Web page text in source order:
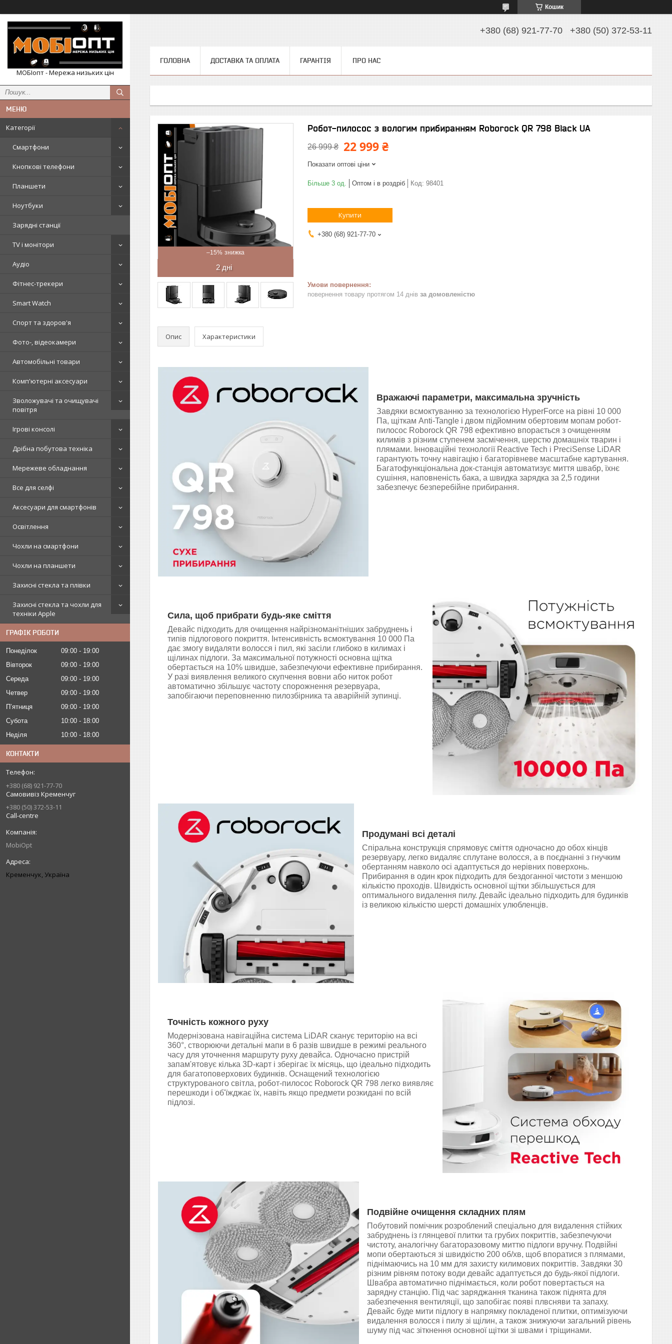
Кошик
МОБІопт - Мережа низьких цін
Категорії
Смартфони
Кнопкові телефони
Планшети
Ноутбуки
Зарядні станції
TV і монітори
Аудіо
Фітнес-трекери
Smart Watch
Спорт та здоров'я
Фото-, відеокамери
Автомобільні товари
Комп'ютерні аксесуари
Зволожувачі та очищувачі
повітря
Ігрові консолі
Дрібна побутова техніка
Мережеве обладнання
Все для селфі
Аксесуари для смартфонів
Освітлення
Чохли на смартфони
Чохли на планшети
Захисні стекла та плівки
Захисні стекла та чохли для
техніки Apple
ГРАФІК РОБОТИ
Понеділок 09:00
19:00
Вівторок
09:00
19:00
Середа
09:00
19:00
Четвер
09:00
19:00
Пʼятниця
09:00
19:00
Субота
10:00
18:00
Неділя
10:00 18:00
КОНТАКТИ
+380 (68) 921-77-70
Самовивіз Кременчуг
+380 (50) 372-53-11
Call-centre
MobiOpt
Кременчук, Україна
+380 (68) 921-77-70 +380 (50) 372-53-11
ГОЛОВНА ДОСТАВКА ТА ОПЛАТА ГАРАНТІЯ ПРО НАС
–15%
2 дні
Робот-пилосос з вологим прибиранням Roborock QR 798 Black UA
26 999 ₴ 22 999 ₴
Показати оптові ціни
Більше 3 од. Оптом і в роздріб Код: 98401
Купити
+380 (68) 921-77-70
повернення товару протягом 14 днів за домовленістю
Опис Характеристики
Вражаючі параметри, максимальна зручність
Завдяки всмоктуванню за технологією HyperForce на рівні 10 000
Па, щіткам Anti-Tangle і двом підйомним обертовим мопам робот-
пилосос Roborock QR 798 ефективно впорається з очищенням
килимів з різним ступенем засмічення, шерстю домашніх тварин і
плямами. Інноваційні технології Reactive Tech і PreciSense LiDAR
гарантують точну навігацію і багаторівневе масштабне картування.
Багатофункціональна док-станція автоматизує миття швабр, їхнє
сушіння, наповненість бака, а швидка зарядка за 2,5 години
забезпечує безперебійне прибирання.
Сила, щоб прибрати будь-яке сміття
Девайс підходить для очищення найрізноманітніших забруднень і
типів підлогового покриття. Інтенсивність всмоктування 10 000 Па
дає змогу видаляти волосся і пил, які засіли глибоко в килимах і
щілинах підлоги. За максимальної потужності основна щітка
обертається на 10% швидше, забезпечуючи ефективне прибирання.
У разі виявлення великого скупчення вовни або ниток робот
автоматично збільшує частоту спорожнення резервуара,
запобігаючи переповненню пилозбірника та аварійній зупинці.
Продумані всі деталі
Спіральна конструкція спрямовує сміття одночасно до обох кінців
резервуару, легко видаляє сплутане волосся, а в поєднанні з гнучким
обертанням навколо осі адаптується до нерівних поверхонь.
Прибирання в один крок підходить для бездоганної чистоти з меншою
кількістю проходів. Швидкість основної щітки збільшується для
оптимального видалення пилу. Девайс ідеально підходить для будинків
із великою кількістю шерсті домашніх улюбленців.
Точність кожного руху
Модернізована навігаційна система LiDAR сканує територію на всі
360°, створюючи детальні мапи в 6 разів швидше в режимі реального
часу для уточнення маршруту руху девайса. Одночасно пристрій
запам'ятовує кілька 3D-карт і зберігає їх місяць, що ідеально підходить
для багатоповерхових будинків. Оснащений технологією
структурованого світла, робот-пилосос Roborock QR 798 легко виявляє
перешкоди і об'їжджає їх, навіть якщо предмети розкидані по всій
підлозі.
Подвійне очищення складних плям
Побутовий помічник розроблений спеціально для видалення стійких
забруднень із глянцевої плитки та грубих покриттів, забезпечуючи
чистоту, аналогічну багаторазовому миттю підлоги вручну. Подвійні
мопи обертаються зі швидкістю 200 об/хв, щоб впоратися з плямами,
піднімаючись на 10 мм для захисту килимових покриттів. Завдяки 30
різним рівням потоку води девайс адаптується до будь-якої підлоги.
Швабра автоматично піднімається, коли робот повертається на
зарядну станцію. Під час заряджання тканина також піднята для
забезпечення вентиляції, що запобігає появі плвсняви та запаху.
Девайс буде мити підлогу в напрямку покладеної плитки, оптимізуючи
видалення волосся і пилу зі щілин, а також знижуючи загальний рівень
шуму під час зіткнення основної щітки зі швами і тріщинами.